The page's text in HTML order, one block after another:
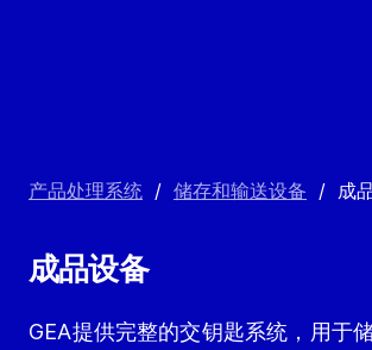
产品处理系统 / 储存和输送设备 / 成
成品设备
GEA提供完整的交钥匙系统，用于